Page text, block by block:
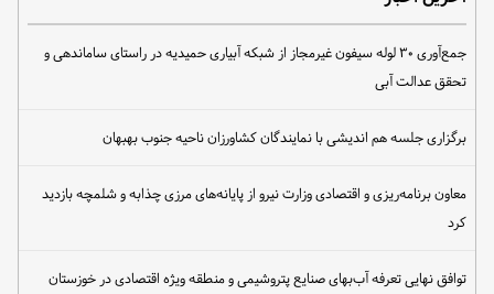
جمع‌آوری ۳۰ لوله سیفون غیرمجاز از شبکه آبیاری حمیدیه در راستای ساماندهی و
تحقق عدالت آبی
برگزاری جلسه هم اندیشی با نمایندگان کشاورزان ناحیه جنوب بهبهان
معاون برنامه‌ریزی و اقتصادی وزارت نیرو از پایانه‌های مرزی چذابه و شلمچه بازدید
کرد
توافق نهایی تعرفه آب‌بهای صنایع پتروشیمی و منطقه ویژه اقتصادی در خوزستان